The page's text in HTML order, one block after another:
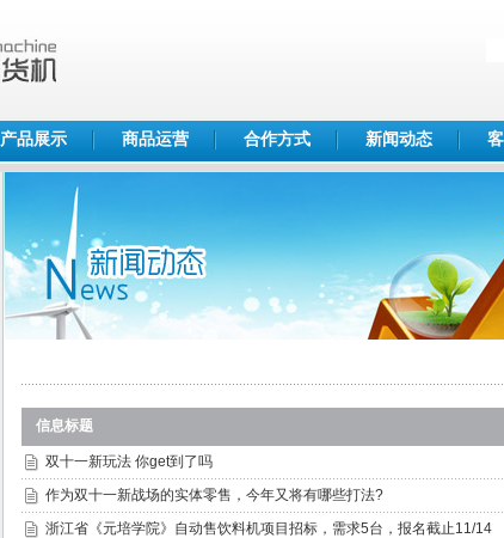
产品展示 商品运营 合作方式 新闻动态
信息标题
双十一新玩法 你get到了吗
作为双十一新战场的实体零售，今年又将有哪些打法?
浙江省《元培学院》自动售饮料机项目招标，需求5台，报名截止11/14